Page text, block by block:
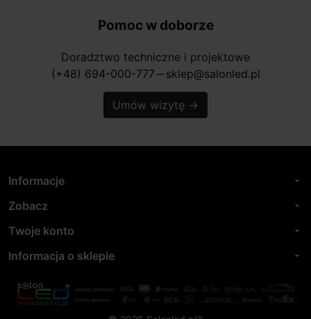
Pomoc w doborze
Doradztwo techniczne i projektowe
(+48) 694-000-777 horizontal_rule sklep@salonled.pl
Umów wizytę →
Informacje arrow_drop_down
Zobacz arrow_drop_down
Twoje konto arrow_drop_down
Informacja o sklepie arrow_drop_down